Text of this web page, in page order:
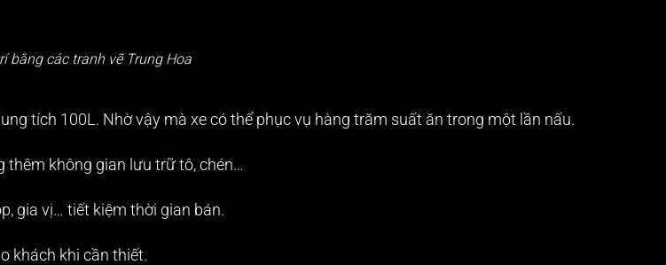
bằng các tranh vẽ Trung Hoa
tích 100L. Nhờ vậy mà xe có thể phục vụ hàng trăm suất ăn trong một lần nấu.
thêm không gian lưu trữ tô, chén…
gia vị… tiết kiệm thời gian bán.
khách khi cần thiết.